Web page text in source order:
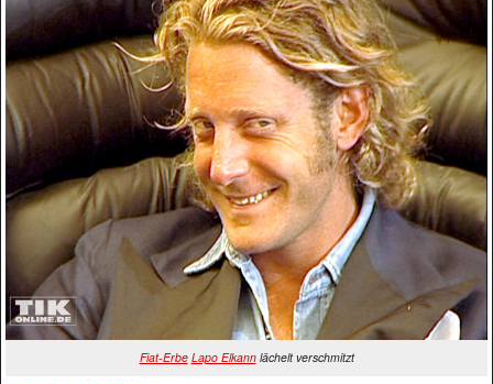
Fiat-Erbe Lapo Elkannlächelt verschmitzt